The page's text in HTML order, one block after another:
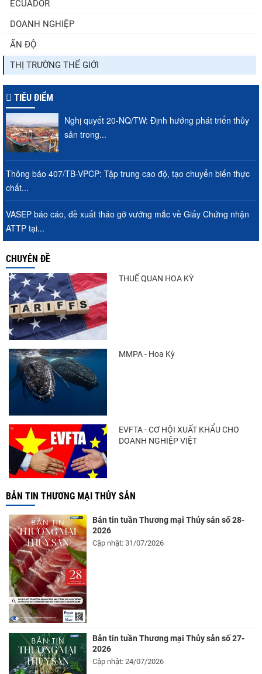
ECUADOR
DOANH NGHIỆP
ẤN ĐỘ
THỊ TRƯỜNG THẾ GIỚI
TIÊU ĐIỂM
Nghị quyết 20-NQ/TW: Định hướng phát triển thủy
sản trong...
Thông báo 407/TB-VPCP: Tập trung cao độ, tạo chuyển biến thực
chất...
VASEP báo cáo, đề xuất tháo gỡ vướng mắc về Giấy Chứng nhận
ATTP tại...
CHUYÊN ĐỀ
THUẾ QUAN HOA KỲ
MMPA - Hoa Kỳ
EVFTA - CƠ HỘI XUẤT KHẨU CHO
DOANH NGHIỆP VIỆT
BẢN TIN THƯƠNG MẠI THỦY SẢN
Bản tin tuần Thương mại Thủy sản số 28-
2026
Cập nhật: 31/07/2026
Bản tin tuần Thương mại Thủy sản số 27-
2026
Cập nhật: 24/07/2026